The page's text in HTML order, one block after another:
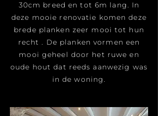
30cm breed en tot 6m lang. In
deze mooie renovatie komen deze
brede planken zeer mooi tot hun
recht . De planken vormen een
mooi geheel door het ruwe en
oude hout dat reeds aanwezig was
in de woning.